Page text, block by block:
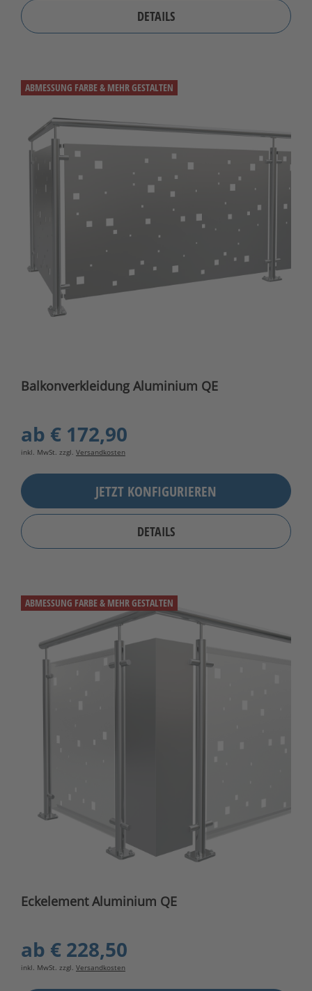
DETAILS
ABMESSUNG FARBE & MEHR GESTALTEN
Balkonverkleidung Aluminium QE
ab € 172,90
inkl. MwSt. zzgl. Versandkosten
JETZT KONFIGURIEREN
DETAILS
ABMESSUNG FARBE & MEHR GESTALTEN
Eckelement Aluminium QE
ab € 228,50
inkl. MwSt. zzgl. Versandkosten